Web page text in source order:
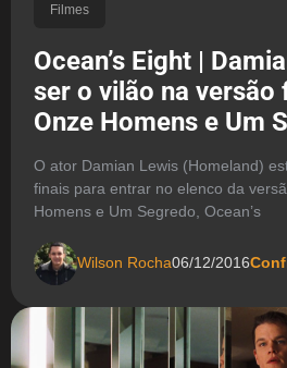
Filmes
Ocean’s Eight |
ser o vilão na versão
Onze Homens e Um
O ator Damian Lewis (Homeland)
finais para entrar no elenco da
Homens e Um Segredo, Ocean’s
Wilson Rocha06/12/2016